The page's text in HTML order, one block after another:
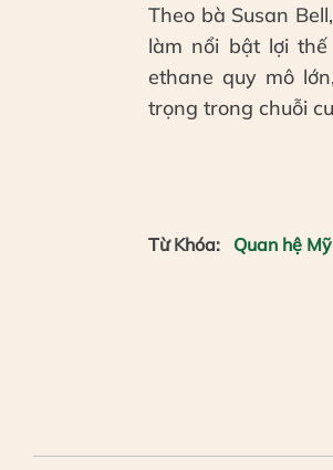
Theo bà Susan
làm nổi bật lợi
ethane quy mô
trọng trong chuỗi
Từ Khóa: Quan hệ